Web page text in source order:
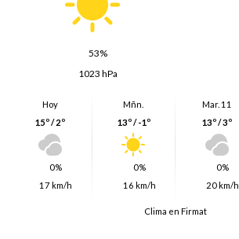
53%
1023 hPa
Hoy
15º / 2º
0%
17 km/h
Mñn.
13º / -1º
0%
16 km/h
Mar. 11
13º / 3º
0%
20 km/h
Clima en Firmat